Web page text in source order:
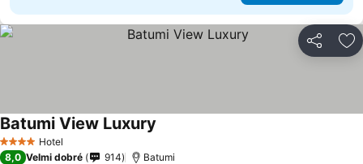
Sdílet
4 Počet hvězdiček
Hotel
Batumi View Luxury
8,0 Velmi dobré 914 Batumi